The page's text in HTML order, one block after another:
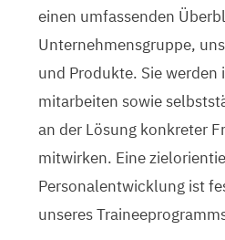
einen umfassenden
Unternehmensgruppe,
und Produkte. Sie werden
mitarbeiten sowie
an der Lösung konkreter
mitwirken. Eine
Personalentwicklung ist
unseres